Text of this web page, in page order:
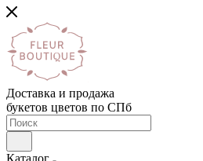
Доставка и продажа
букетов цветов по СПб
Каталог